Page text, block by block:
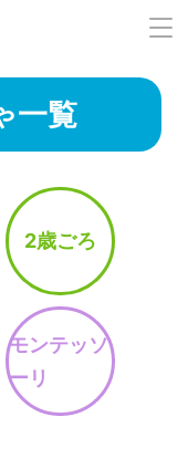
一覧
2歳ごろ
モンテッソ
ーリ